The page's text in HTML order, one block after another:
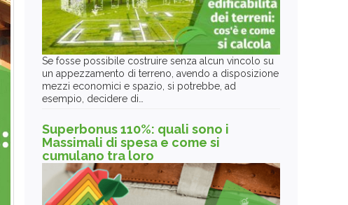
Se fosse possibile costruire senza alcun vincolo su
un appezzamento di terreno, avendo a disposizione
mezzi economici e spazio, si potrebbe, ad
esempio, decidere di…
Superbonus 110%: quali sono i
Massimali di spesa e come si
cumulano tra loro